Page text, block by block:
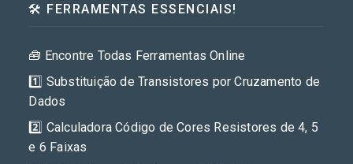
🛠️ FERRAMENTAS ESSENCIAIS!
🧰 Encontre Todas Ferramentas Online
1️⃣ Substituição de Transistores por Cruzamento de
Dados
2️⃣ Calculadora Código de Cores Resistores de 4, 5
e 6 Faixas